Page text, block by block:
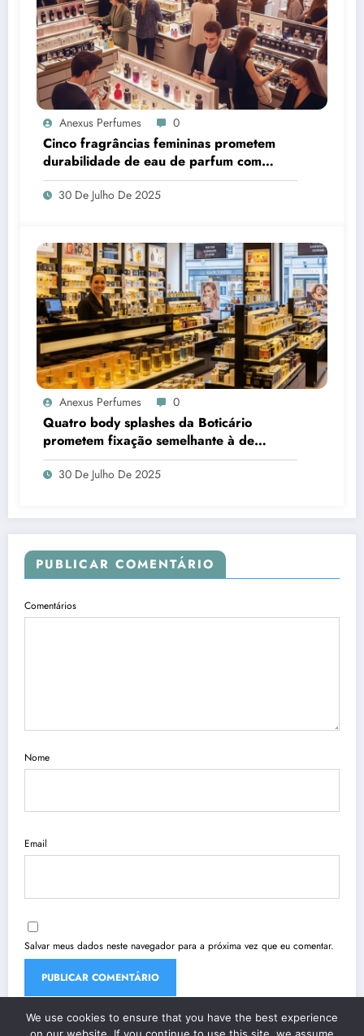
Anexus Perfumes 0
Cinco fragrâncias femininas prometem
durabilidade de eau de parfum com
preço de body splash
30 De Julho De 2025
Anexus Perfumes 0
Quatro body splashes da Boticário
prometem fixação semelhante à de
perfumes importados
30 De Julho De 2025
PUBLICAR COMENTÁRIO
Comentários
Nome
Email
Salvar meus dados neste navegador para a próxima vez que eu comentar.
We use cookies to ensure that you have the best experience